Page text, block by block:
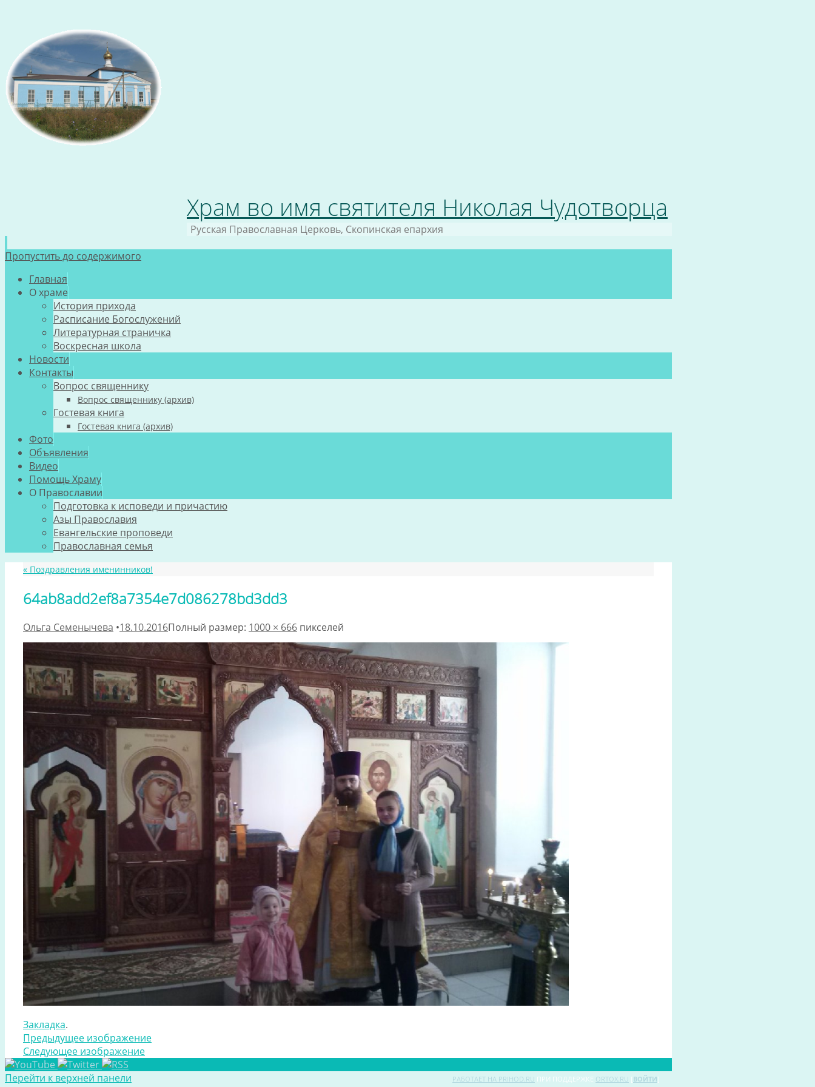
Храм во имя святителя Николая Чудотворца
Русская Православная Церковь, Скопинская епархия
Пропустить до содержимого
Главная
О храме
История прихода
Расписание Богослужений
Литературная страничка
Воскресная школа
Новости
Контакты
Вопрос священнику
Вопрос священнику (архив)
Гостевая книга
Гостевая книга (архив)
Фото
Объявления
Видео
Помощь Храму
О Православии
Подготовка к исповеди и причастию
Азы Православия
Евангельские проповеди
Православная семья
« Поздравления именинников!
64ab8add2ef8a7354e7d086278bd3dd3
Ольга Семенычева •18.10.2016Полный размер: 1000 × 666 пикселей
Закладка.
Предыдущее изображение
Следующее изображение
РАБОТАЕТ НА PRIHOD.RU ПРИ ПОДДЕРЖКЕ ORTOX.RU [ВОЙТИ]
Перейти к верхней панели